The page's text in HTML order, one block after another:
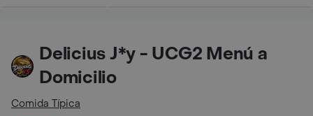
Delicius J*y - UCG2 Menú a
Domicilio
Comida Típica